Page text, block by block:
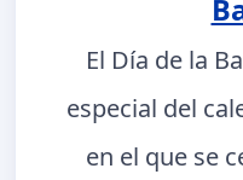
El Día de la
especial del
en el que se